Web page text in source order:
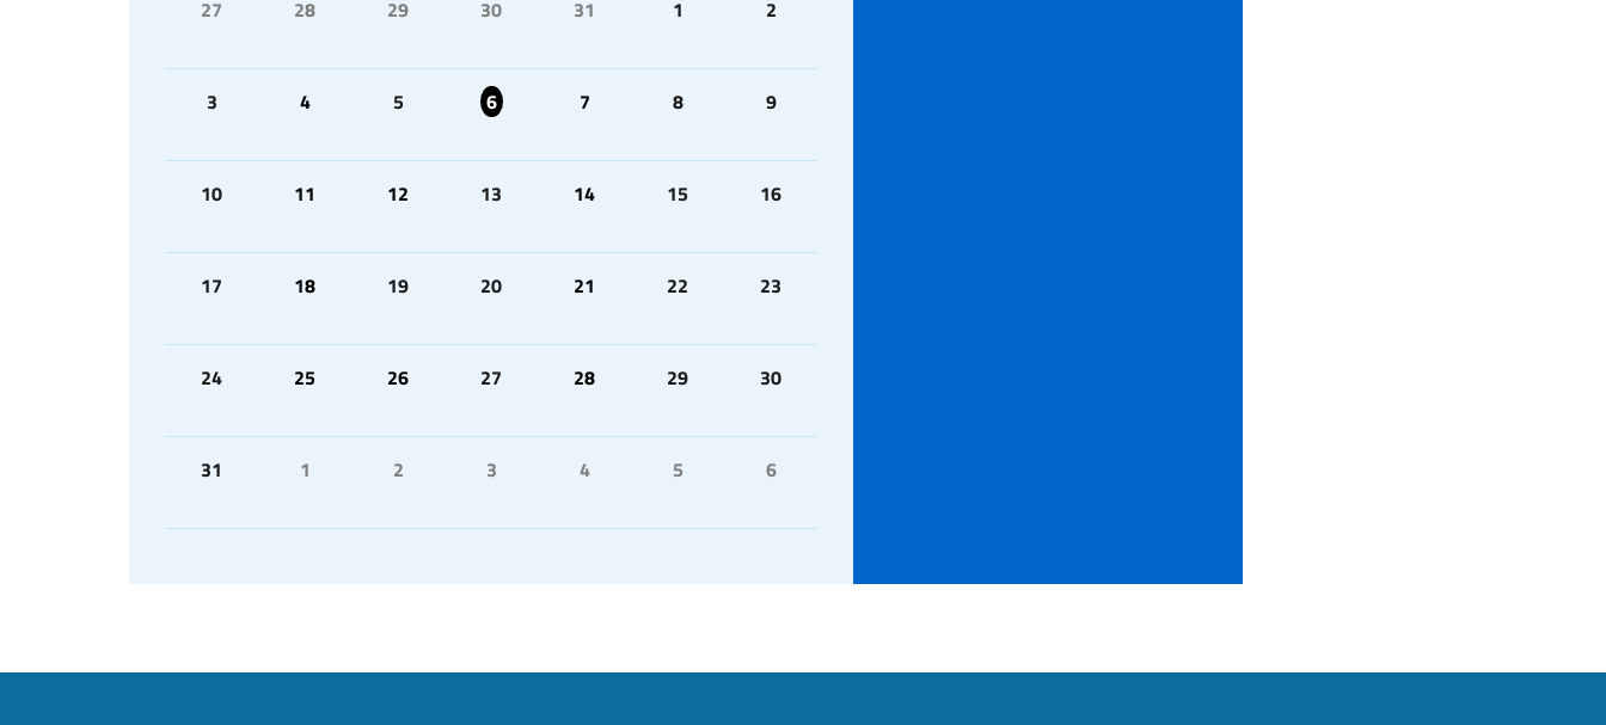
27 28 29 30 31 1 2
3 4 5 6 7 8 9
10 11 12 13 14 15 16
17 18 19 20 21 22 23
24 25 26 27 28 29 30
31 1 2 3 4 5 6